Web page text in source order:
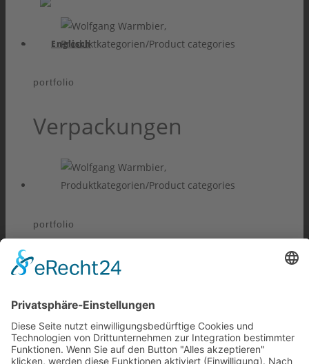
portfolio
Verpackungen
portfolio
Klebebänder/